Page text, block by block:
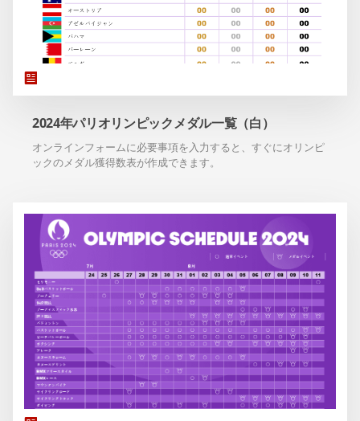
2024年パリオリンピックメダル一覧（白）
オンラインフォームに必要事項を入力すると、すぐにオリンピ
ックのメダル獲得数表が作成できます。